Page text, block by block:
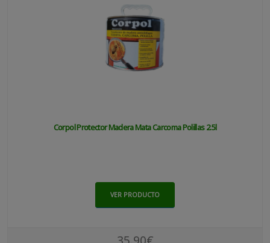
Corpol Protector Madera Mata Carcoma Polillas 2.5l
VER PRODUCTO